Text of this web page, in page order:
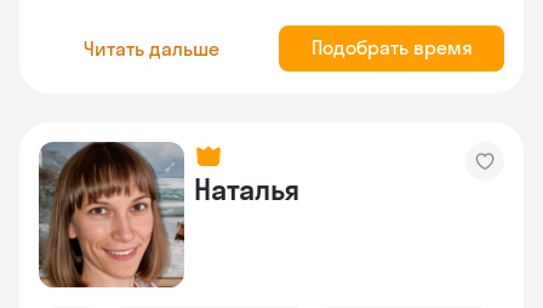
Читать дальше Подобрать время
Наталья